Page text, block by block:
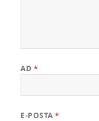
AD *
E-POSTA*